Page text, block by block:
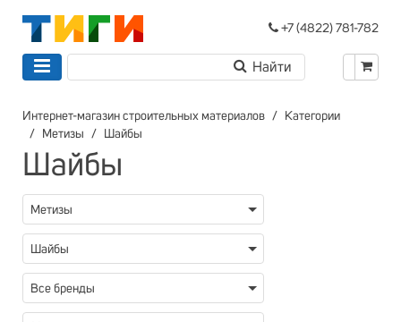
+7 (4822) 781-782
Интернет-магазин строительных материалов
Категории
Метизы
Шайбы
Шайбы
Метизы
Шайбы
Все бренды